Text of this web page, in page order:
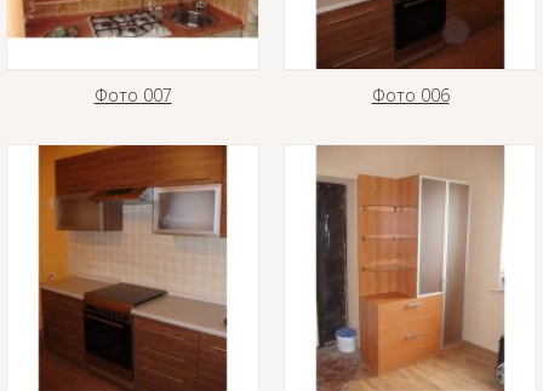
Фото 007 Фото 006